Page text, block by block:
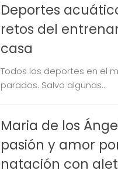
Deportes
retos del
casa
Todos los deportes en el
parados. Salvo algunas...
Maria de los
pasión y amor
natación con